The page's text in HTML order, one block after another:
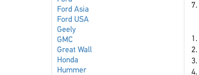
Ford Asia
Ford USA
Geely
GMC
Great Wall
Honda
Hummer